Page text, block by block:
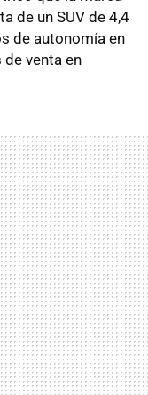
de un SUV de 4,4
de autonomía en
venta en